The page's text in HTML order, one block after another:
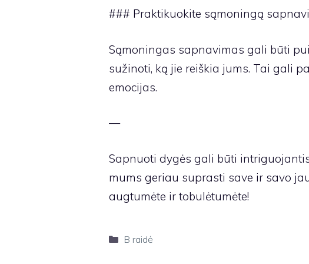
### Praktikuokite sąmoningą
Sąmoningas sapnavimas gali būti
sužinoti, ką jie reiškia jums. Tai gali
emocijas.
—
Sapnuoti dygės gali būti
mums geriau suprasti save ir savo
augtumėte ir tobulėtumėte!
Kategorijos
B raidė